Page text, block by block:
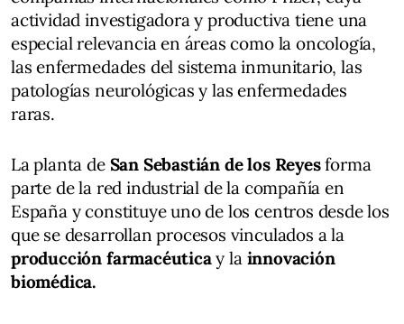
actividad investigadora y productiva tiene una
especial relevancia en áreas como la oncología,
las enfermedades del sistema inmunitario, las
patologías neurológicas y las enfermedades
raras.
La planta de San Sebastián de los Reyesforma
parte de la red industrial de la compañía en
España y constituye uno de los centros desde los
que se desarrollan procesos vinculados a la
producción farmacéuticay la innovación
biomédica.